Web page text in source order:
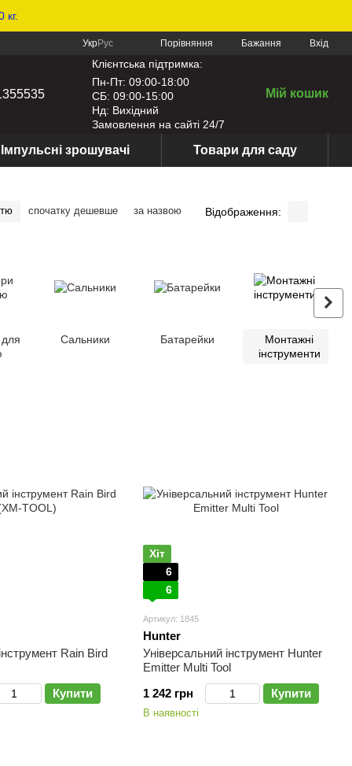
УкрРус Порівняння Бажання Вхід
Клієнтська підтримка:
Пн-Пт: 09:00-18:00
СБ: 09:00-15:00
Нд: Вихідний
Замовлення на сайті 24/7
Мій кошик
Імпульсні зрошувачі Товари для саду
спочатку дешевше за назвою Відображення:
Сальники Батарейки
Монтажні
інструменти
Rain Bird
Купити
Хіт
6
6
Артикул: 1845
Hunter
Універсальний інструмент Hunter
Emitter Multi Tool
1 242 грн
Купити
В наявності